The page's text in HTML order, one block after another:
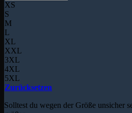
XS
S
M
L
XL
XXL
3XL
4XL
5XL
Zurücksetzen
Solltest du wegen der Größe unsicher